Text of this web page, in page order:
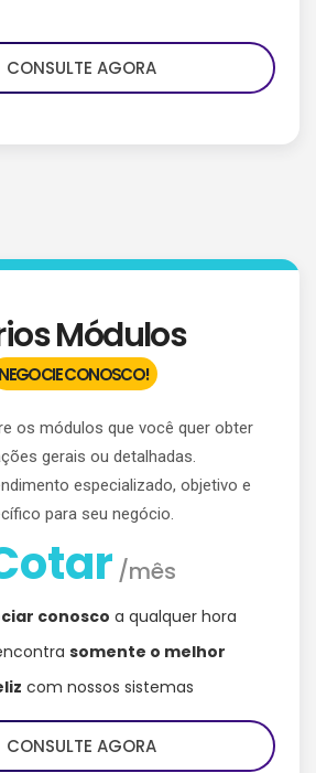
AGORA
Módulos
NEGOCIE CONOSCO!
os módulos que você quer obter
gerais ou detalhadas.
especializado, objetivo e
para seu negócio.
/mês
conosco a qualquer hora
somente o melhor
com nossos sistemas
AGORA